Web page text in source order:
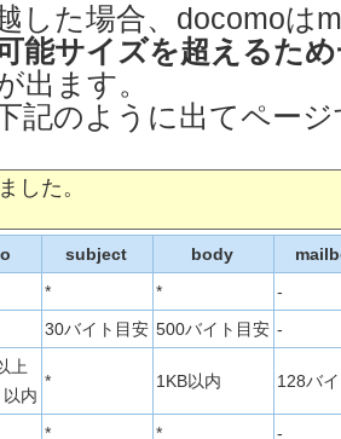
した場合、docomoは
能サイズを超えるた
出ます。
記のように出てペー
した。
subject body
* *
-
30バイト目安 500バイト目安 -
上
内
* 1KB以内 128バ
* * -